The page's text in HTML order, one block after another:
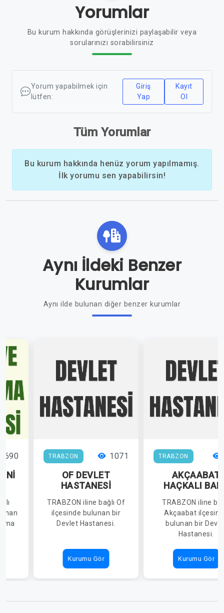
Yorumlar
Bu kurum hakkında görüşlerinizi paylaşabilir veya
sorularınızı sorabilirsiniz
Yorum yapabilmek için
lütfen:
Giriş
Yap
Kayıt
Ol
Tüm Yorumlar
Bu kurum hakkında henüz yorum yapılmamış.
İlk yorumu sen yapabilirsin!
Aynı İldeki Benzer
Kurumlar
Aynı ilde bulunan diğer benzer kurumlar
TRABZON 1071
OF DEVLET
HASTANESİ
TRABZON iline bağlı Of
ilçesinde bulunan bir
Devlet Hastanesi.
Kurumu Gör
TRABZON
AKÇAABAT
HAÇKALI
HASTANESİ
TRABZON iline
Akçaabat
bulunan bir
Hastanesi.
Kurumu Gör